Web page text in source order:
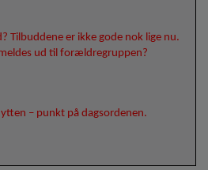
Tilbuddene er ikke gode nok lige nu.
ud til forældregruppen?
– punkt på dagsordenen.